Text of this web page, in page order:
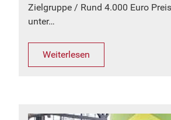
Zielgruppe / Rund 4.000 Euro
unter…
Weiterlesen